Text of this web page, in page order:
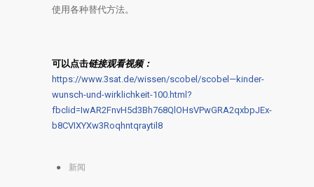
使用各种替代方法。
可以点击链接观看视频：
https://www.3sat.de/wissen/scobel/scobel—kinder-
wunsch-und-wirklichkeit-100.html?
fbclid=IwAR2FnvH5d3Bh768QlOHsVPwGRA2qxbpJEx-
b8CVIXYXw3Roqhntqraytil8
新闻